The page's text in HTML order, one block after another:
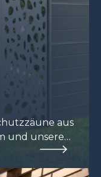
aus
und unsere